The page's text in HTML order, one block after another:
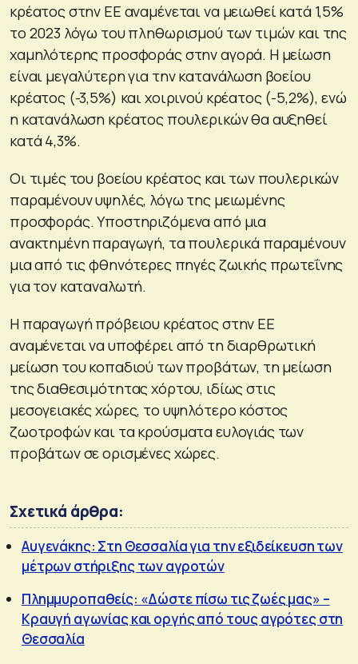
κρέατος στην ΕΕ αναμένεται να μειωθεί κατά 1,5%
το 2023 λόγω του πληθωρισμού των τιμών και της
χαμηλότερης προσφοράς στην αγορά. Η μείωση
είναι μεγαλύτερη για την κατανάλωση βοείου
κρέατος (-3,5%) και χοιρινού κρέατος (-5,2%), ενώ
η κατανάλωση κρέατος πουλερικών θα αυξηθεί
κατά 4,3%.
Οι τιμές του βοείου κρέατος και των πουλερικών
παραμένουν υψηλές, λόγω της μειωμένης
προσφοράς. Υποστηριζόμενα από μια
ανακτημένη παραγωγή, τα πουλερικά παραμένουν
μια από τις φθηνότερες πηγές ζωικής πρωτεΐνης
για τον καταναλωτή.
Η παραγωγή πρόβειου κρέατος στην ΕΕ
αναμένεται να υποφέρει από τη διαρθρωτική
μείωση του κοπαδιού των προβάτων, τη μείωση
της διαθεσιμότητας χόρτου, ιδίως στις
μεσογειακές χώρες, το υψηλότερο κόστος
ζωοτροφών και τα κρούσματα ευλογιάς των
προβάτων σε ορισμένες χώρες.
Σχετικά άρθρα:
Αυγενάκης: Στη Θεσσαλία για την εξιδείκευση των
μέτρων στήριξης των αγροτών
Πλημμυροπαθείς: «Δώστε πίσω τις ζωές μας» –
Κραυγή αγωνίας και οργής από τους αγρότες στη
Θεσσαλία